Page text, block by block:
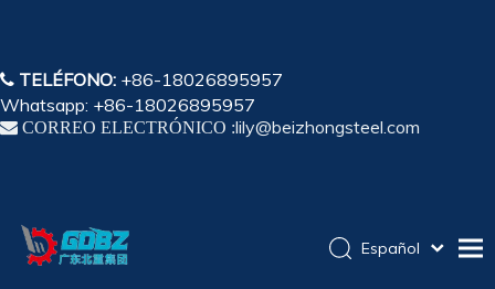
 TELÉFONO: +86-18026895957
Whatsapp: +86-18026895957
 CORREO ELECTRÓNICO :lily@beizhongsteel.com
Español